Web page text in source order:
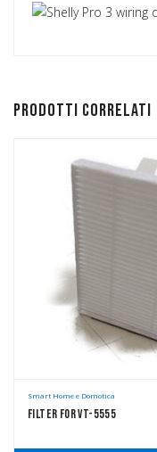
Prodotti correlati
Smart Home e Domotica
Filter For VT-5555